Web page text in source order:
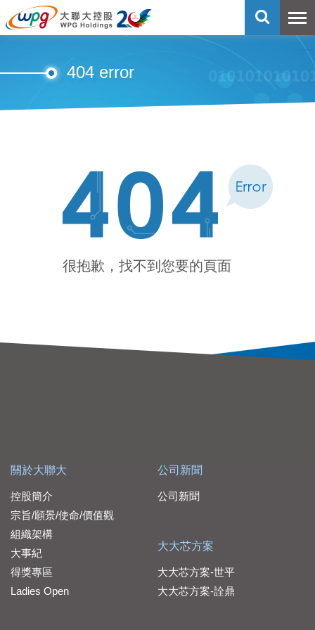
404 error
很抱歉，找不到您要的頁面
關於大聯大
控股簡介
宗旨/願景/使命/價值觀
組織架構
大事紀
得獎專區
Ladies Open
公司新聞
公司新聞
大大芯方案
大大芯方案-世平
大大芯方案-詮鼎